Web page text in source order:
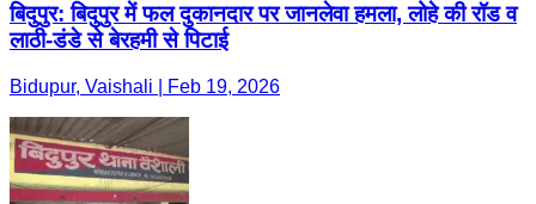
बिदुपुर: बिदुपुर में फल दुकानदार पर जानलेवा हमला, लोहे की रॉड व
लाठी-डंडे से बेरहमी से पिटाई
Bidupur, Vaishali | Feb 19, 2026